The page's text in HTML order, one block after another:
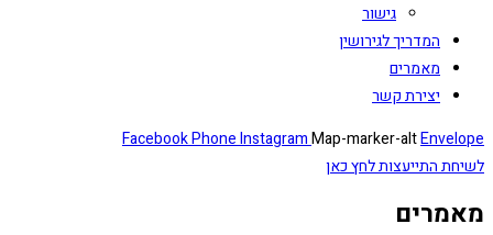
גישור
המדריך לגירושין
מאמרים
יצירת קשר
FacebookPhoneInstagramMap-marker-altEnvelope
לשיחת התייעצות לחץ כאן
מאמרים